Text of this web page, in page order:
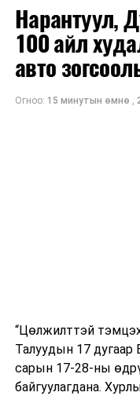
ажиллуулах
6. Цахим
өндөр
ашиглах
4292 багш хэрэгтэй
УНШСАН:
Нарантуул,
100 айл
авто
Огноо: 15 минутын өмнө ,
“Цөлжилттэй
Талуудын 17 дугаар
сарын 17-28-ны
байгуулагдана.